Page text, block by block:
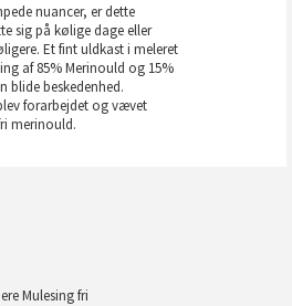
nuancer, er dette
sig på kølige dage eller
Et fint uldkast i meleret
af 85% Merinould og 15%
blide beskedenhed.
forarbejdet og vævet
merinould.
Mulesing fri